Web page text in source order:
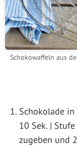
Schokowaffeln aus
Schokolade
10 Sek. |
zugeben und